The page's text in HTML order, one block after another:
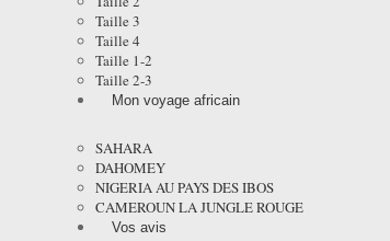
Taille 3
Taille 4
Taille 1-2
Taille 2-3
Mon voyage africain
SAHARA
DAHOMEY
NIGERIA AU PAYS DES IBOS
CAMEROUN LA JUNGLE ROUGE
Vos avis